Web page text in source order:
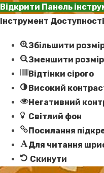
Відкрити Панель
Інструмент Доступності
Збільшити
Зменшити
Відтінки сірого
Високий
Негативний
Світлий фон
Посилання
Для читання
Скинути